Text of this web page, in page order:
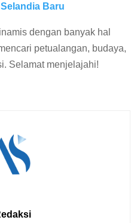
Baru
dengan banyak hal
petualangan, budaya,
Selamat menjelajahi!